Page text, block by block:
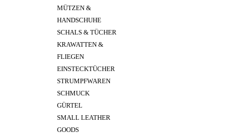
MÜTZEN &
HANDSCHUHE
SCHALS & TÜCHER
KRAWATTEN &
FLIEGEN
EINSTECKTÜCHER
STRUMPFWAREN
SCHMUCK
GÜRTEL
SMALL LEATHER
GOODS